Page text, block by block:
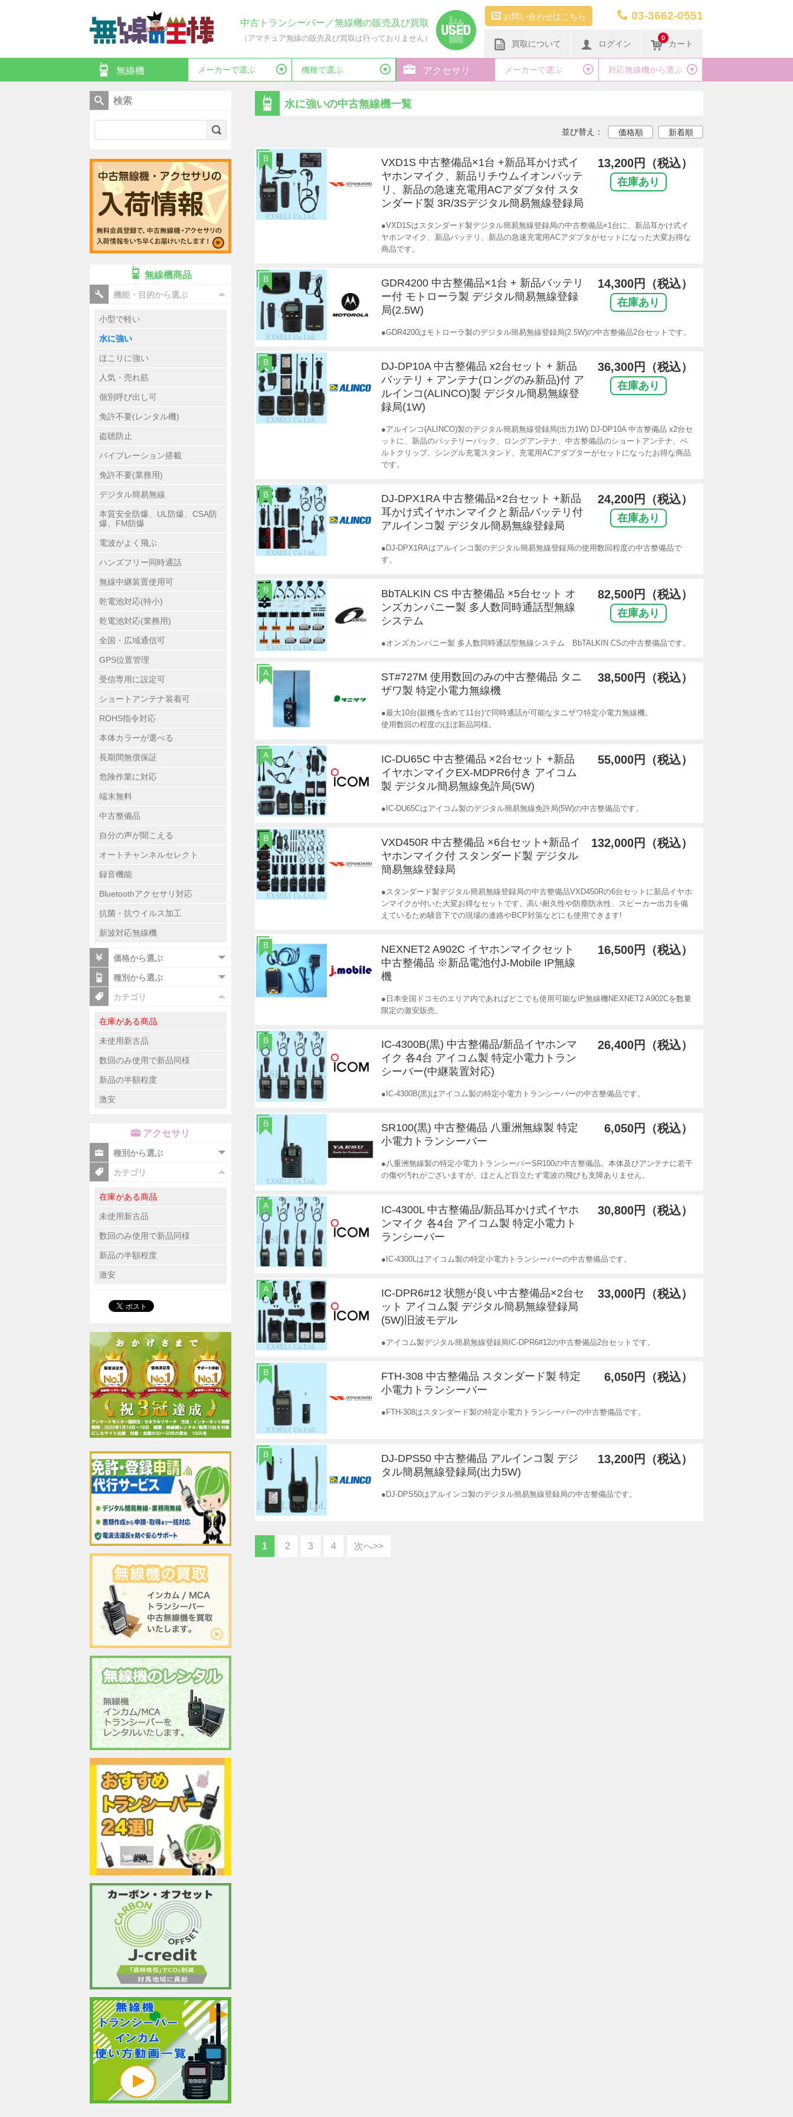
中古トランシーバー／無線機の販売及び買取
（アマチュア無線の販売及び買取は行っておりません）
お問い合わせはこちら 03-3662-0551
買取について ログイン
0
カート
無線機 メーカーで選ぶ 機種で選ぶ アクセサリ メーカーで選ぶ 対応無線機から選ぶ
水に強いの中古無線機一覧
並び替え： 価格順 新着順
VXD1S 中古整備品×1台 +新品耳かけ式イ
ヤホンマイク、新品リチウムイオンバッテ
リ、新品の急速充電用ACアダプタ付 スタ
ンダード製 3R/3Sデジタル簡易無線登録局
13,200円（税込）
在庫あり
●VXD1Sはスタンダード製デジタル簡易無線登録局の中古整備品×1台に、新品耳かけ式イ
ヤホンマイク、新品バッテリ、新品の急速充電用ACアダプタがセットになった大変お得な
商品です。
B
GDR4200 中古整備品×1台 + 新品バッテリ
ー付 モトローラ製 デジタル簡易無線登録
局(2.5W)
14,300円（税込）
在庫あり
●GDR4200はモトローラ製のデジタル簡易無線登録局(2.5W)の中古整備品2台セットです。
B
DJ-DP10A 中古整備品 x2台セット + 新品
バッテリ + アンテナ(ロングのみ新品)付 ア
ルインコ(ALINCO)製 デジタル簡易無線登
録局(1W)
36,300円（税込）
在庫あり
●アルインコ(ALINCO)製のデジタル簡易無線登録局(出力1W) DJ-DP10A 中古整備品 x2台セ
ットに、新品のバッテリーパック、ロングアンテナ、中古整備品のショートアンテナ、ベ
ルトクリップ、シングル充電スタンド、充電用ACアダプターがセットになったお得な商品
です。
B
DJ-DPX1RA 中古整備品×2台セット +新品
耳かけ式イヤホンマイクと新品バッテリ付
アルインコ製 デジタル簡易無線登録局
24,200円（税込）
在庫あり
●DJ-DPX1RAはアルインコ製のデジタル簡易無線登録局の使用数回程度の中古整備品で
す。
B
BbTALKIN CS 中古整備品 ×5台セット オ
ンズカンパニー製 多人数同時通話型無線
システム
82,500円（税込）
在庫あり
●オンズカンパニー製 多人数同時通話型無線システム BbTALKIN CSの中古整備品です。
B
ST#727M 使用数回のみの中古整備品 タニ
ザワ製 特定小電力無線機
38,500円（税込）
●最大10台(親機を含めて11台)で同時通話が可能なタニザワ特定小電力無線機。
使用数回の程度のほぼ新品同様。
A
IC-DU65C 中古整備品 ×2台セット +新品
イヤホンマイクEX-MDPR6付き アイコム
製 デジタル簡易無線免許局(5W)
55,000円（税込）
●IC-DU65Cはアイコム製のデジタル簡易無線免許局(5W)の中古整備品です。
A
VXD450R 中古整備品 ×6台セット+新品イ
ヤホンマイク付 スタンダード製 デジタル
簡易無線登録局
132,000円（税込）
●スタンダード製デジタル簡易無線登録局の中古整備品VXD450Rの6台セットに新品イヤホ
ンマイクが付いた大変お得なセットです。高い耐久性や防塵防水性、スピーカー出力を備
えているため騒音下での現場の連絡やBCP対策などにも使用できます!
B
NEXNET2 A902C イヤホンマイクセット
中古整備品 ※新品電池付J-Mobile IP無線
機
16,500円（税込）
●日本全国ドコモのエリア内であればどこでも使用可能なIP無線機NEXNET2 A902Cを数量
限定の激安販売。
B
IC-4300B(黒) 中古整備品/新品イヤホンマ
イク 各4台 アイコム製 特定小電力トラン
シーバー(中継装置対応)
26,400円（税込）
●IC-4300B(黒)はアイコム製の特定小電力トランシーバーの中古整備品です。
B
SR100(黒) 中古整備品 八重洲無線製 特定
小電力トランシーバー
6,050円（税込）
●八重洲無線製の特定小電力トランシーバーSR100の中古整備品。本体及びアンテナに若干
の傷や汚れがございますが、ほとんど目立たず電波の飛びも支障ありません。
B
IC-4300L 中古整備品/新品耳かけ式イヤホ
ンマイク 各4台 アイコム製 特定小電力ト
ランシーバー
30,800円（税込）
●IC-4300Lはアイコム製の特定小電力トランシーバーの中古整備品です。
A
IC-DPR6#12 状態が良い中古整備品×2台セ
ット アイコム製 デジタル簡易無線登録局
(5W)旧波モデル
33,000円（税込）
●アイコム製デジタル簡易無線登録局IC-DPR6#12の中古整備品2台セットです。
A
FTH-308 中古整備品 スタンダード製 特定
小電力トランシーバー
6,050円（税込）
●FTH-308はスタンダード製の特定小電力トランシーバーの中古整備品です。
B
DJ-DPS50 中古整備品 アルインコ製 デジ
タル簡易無線登録局(出力5W)
13,200円（税込）
●DJ-DPS50はアルインコ製のデジタル簡易無線登録局の中古整備品です。
B
1 2 3 4 次へ>>
検索
無線機商品
機能・目的から選ぶ
小型で軽い
水に強い
ほこりに強い
人気・売れ筋
個別呼び出し可
免許不要(レンタル機)
盗聴防止
バイブレーション搭載
免許不要(業務用)
デジタル簡易無線
本質安全防爆、UL防爆、CSA防
爆、FM防爆
電波がよく飛ぶ
ハンズフリー同時通話
無線中継装置使用可
乾電池対応(特小)
乾電池対応(業務用)
全国・広域通信可
GPS位置管理
受信専用に設定可
ショートアンテナ装着可
ROHS指令対応
本体カラーが選べる
長期間無償保証
危険作業に対応
端末無料
中古整備品
自分の声が聞こえる
オートチャンネルセレクト
録音機能
Bluetoothアクセサリ対応
抗菌・抗ウイルス加工
新波対応無線機
価格から選ぶ
種別から選ぶ
カテゴリ
在庫がある商品
未使用新古品
数回のみ使用で新品同様
新品の半額程度
激安
アクセサリ
種別から選ぶ
カテゴリ
在庫がある商品
未使用新古品
数回のみ使用で新品同様
新品の半額程度
激安